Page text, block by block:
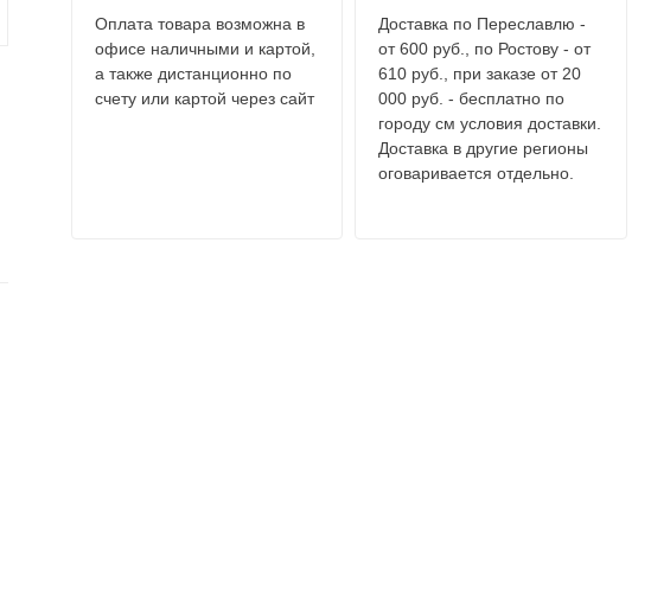
Оплата товара возможна в
офисе наличными и картой,
а также дистанционно по
счету или картой через сайт
Доставка по Переславлю -
от 600 руб., по Ростову - от
610 руб., при заказе от 20
000 руб. - бесплатно по
городу см условия доставки.
Доставка в другие регионы
оговаривается отдельно.